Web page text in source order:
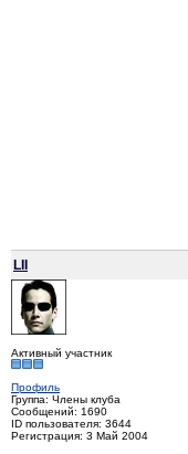
LII
Активный участник
Профиль
Группа: Члены клуба
Сообщений: 1690
ID пользователя: 3644
Регистрация: 3 Май 2004